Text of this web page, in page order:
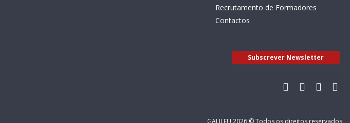
Recrutamento de Formadores
Contactos
Subscrever Newsletter
GALILEU 2026 © Todos os direitos reservados